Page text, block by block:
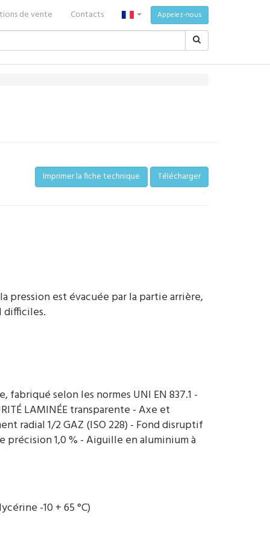
de vente Contacts Appelez-nous
Imprimer la fiche technique Télécharger
pression est évacuée par la partie arrière,
difficiles.
selon les normes UNI EN 837.1 -
LAMINÉE transparente - Axe et
radial 1/2 GAZ (ISO 228) - Fond disruptif
précision 1,0 % - Aiguille en aluminium à
-10 + 65 °C)